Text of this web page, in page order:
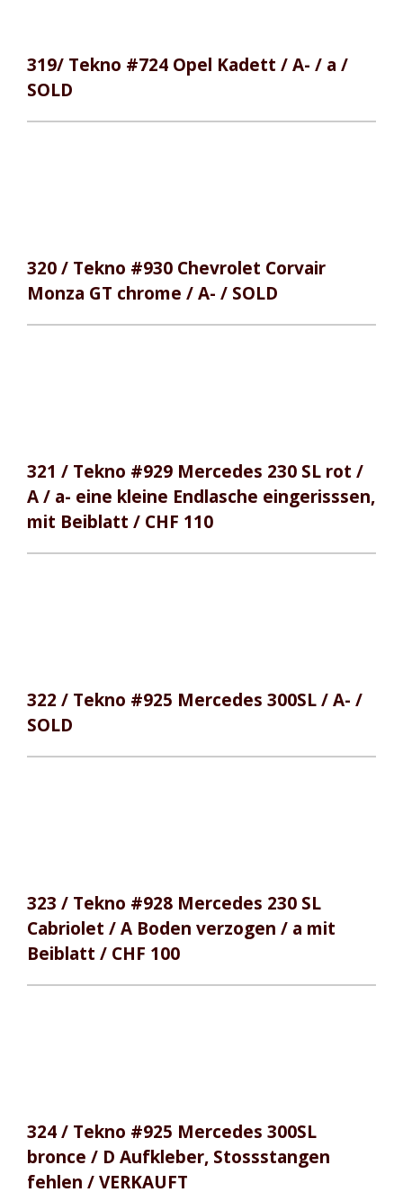
319/ Tekno #724 Opel Kadett / A- / a /
SOLD
320 / Tekno #930 Chevrolet Corvair
Monza GT chrome / A- / SOLD
321 / Tekno #929 Mercedes 230 SL rot /
A / a- eine kleine Endlasche eingerisssen,
mit Beiblatt / CHF 110
322 / Tekno #925 Mercedes 300SL / A- /
SOLD
323 / Tekno #928 Mercedes 230 SL
Cabriolet / A Boden verzogen / a mit
Beiblatt / CHF 100
324 / Tekno #925 Mercedes 300SL
bronce / D Aufkleber, Stossstangen
fehlen / VERKAUFT